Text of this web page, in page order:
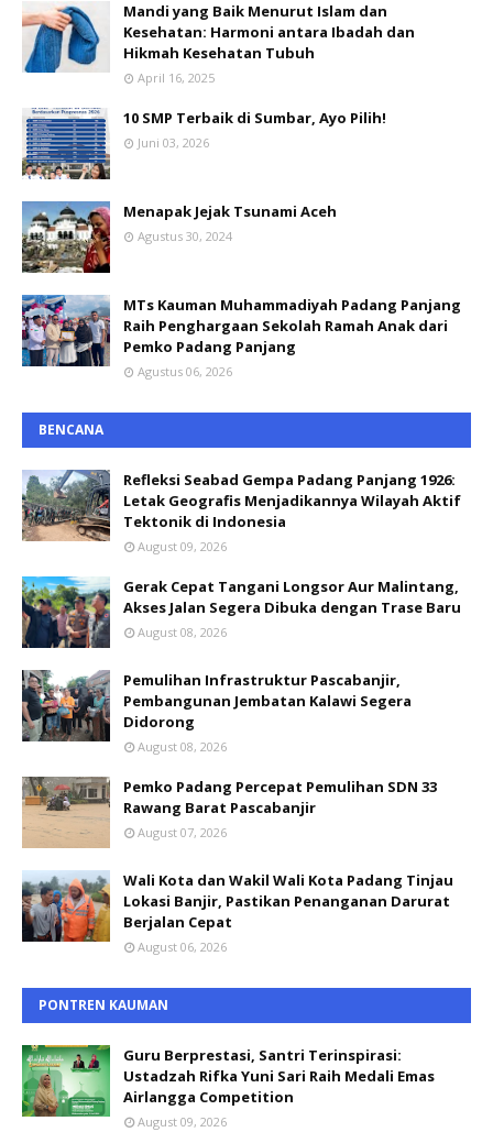
Mandi yang Baik Menurut Islam dan
Kesehatan: Harmoni antara Ibadah dan
Hikmah Kesehatan Tubuh
April 16, 2025
10 SMP Terbaik di Sumbar, Ayo Pilih!
Juni 03, 2026
Menapak Jejak Tsunami Aceh
Agustus 30, 2024
MTs Kauman Muhammadiyah Padang Panjang
Raih Penghargaan Sekolah Ramah Anak dari
Pemko Padang Panjang
Agustus 06, 2026
BENCANA
Refleksi Seabad Gempa Padang Panjang 1926:
Letak Geografis Menjadikannya Wilayah Aktif
Tektonik di Indonesia
August 09, 2026
Gerak Cepat Tangani Longsor Aur Malintang,
Akses Jalan Segera Dibuka dengan Trase Baru
August 08, 2026
Pemulihan Infrastruktur Pascabanjir,
Pembangunan Jembatan Kalawi Segera
Didorong
August 08, 2026
Pemko Padang Percepat Pemulihan SDN 33
Rawang Barat Pascabanjir
August 07, 2026
Wali Kota dan Wakil Wali Kota Padang Tinjau
Lokasi Banjir, Pastikan Penanganan Darurat
Berjalan Cepat
August 06, 2026
PONTREN KAUMAN
Guru Berprestasi, Santri Terinspirasi:
Ustadzah Rifka Yuni Sari Raih Medali Emas
Airlangga Competition
August 09, 2026